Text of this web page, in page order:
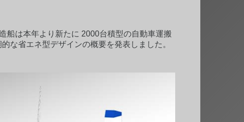
船は本年より新たに 2000台積型の自動車運搬
な省エネ型デザインの概要を発表しました。